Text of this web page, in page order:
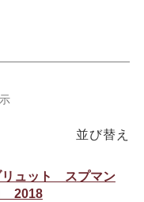
並び替え
ュット スプマン
2018